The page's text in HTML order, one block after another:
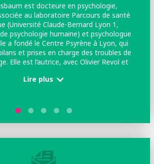
est docteure en psychologie,
au laboratoire Parcours de santé
(Université Claude-Bernard Lyon 1,
psychologie humaine) et psychologue
a fondé le Centre Psyrène à Lyon, qui
et prises en charge des troubles de
Elle est l’autrice, avec Olivier Revol et
que penser et penser autrement (Odile
Lire plus